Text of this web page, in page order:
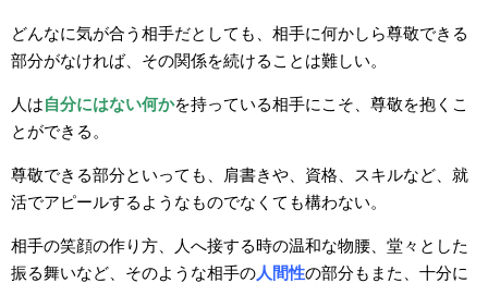
どんなに気が合う相手だとしても、相手に何かしら尊敬できる
部分がなければ、その関係を続けることは難しい。
人は自分にはない何かを持っている相手にこそ、尊敬を抱くこ
とができる。
尊敬できる部分といっても、肩書きや、資格、スキルなど、就
活でアピールするようなものでなくても構わない。
相手の笑顔の作り方、人へ接する時の温和な物腰、堂々とした
振る舞いなど、そのような相手の人間性の部分もまた、十分に